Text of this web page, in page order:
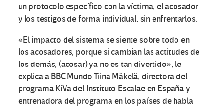
un protocolo específico con la víctima, el acosador
y los testigos de forma individual, sin enfrentarlos.
«El impacto del sistema se siente sobre todo en
los acosadores, porque si cambian las actitudes de
los demás, (acosar) ya no es tan divertido», le
explica a BBC Mundo Tiina Mäkelä, directora del
programa KiVa del Instituto Escalae en España y
entrenadora del programa en los países de habla